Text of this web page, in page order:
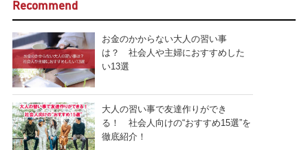
Recommend
お金のかからない大人の習い事
は？ 社会人や主婦におすすめした
い13選
大人の習い事で友達作りができ
る！ 社会人向けの“おすすめ15選”を
徹底紹介！